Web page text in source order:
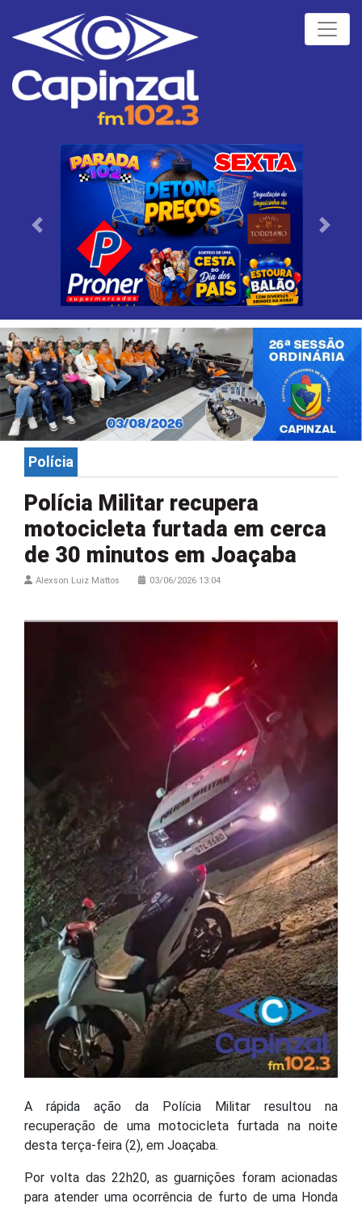
Próximo
Polícia
Polícia Militar recupera
motocicleta furtada em cerca
de 30 minutos em Joaçaba
A rápida ação da Polícia Militar resultou na
recuperação de uma motocicleta furtada na noite
Por volta das 22h20, as guarnições foram acionadas